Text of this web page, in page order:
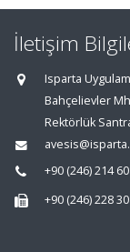
İletişim
Isparta
Bahçelievler
Rektörlük
+90 (246) 214
+90 (246) 228